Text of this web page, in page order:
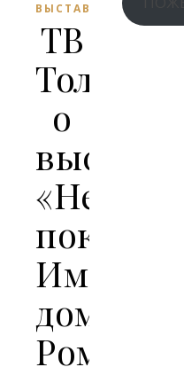
ВЫСТАВКИ
ТВ
Толк
о
выставке
дома